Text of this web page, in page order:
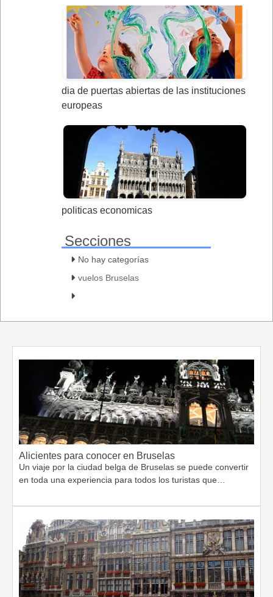
dia de puertas abiertas de las instituciones
europeas
politicas economicas
Secciones
No hay categorías
vuelos Bruselas
Alicientes para conocer en Bruselas
Un viaje por la ciudad belga de Bruselas se puede convertir
en toda una experiencia para todos los turistas que…